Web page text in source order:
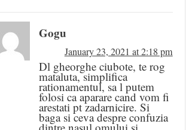
Gogu
January 23, 2021 at 2:18 pm
Dl gheorghe ciubote, te rog
mataluta, simplifica
rationamentul, sa l putem
folosi ca aparare cand vom fi
arestati pt zadarnicire. Si
baga si ceva despre confuzia